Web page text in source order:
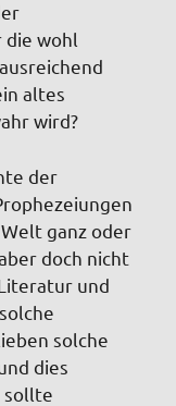
die wohl
altes
wird?
der
ganz oder
doch nicht
und
solche
dies
sollte